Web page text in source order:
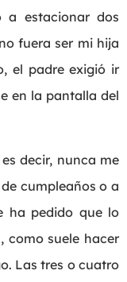
a estacionar dos
fuera ser mi hija
el padre exigió ir
en la pantalla del
decir, nunca me
cumpleaños o a
ha pedido que lo
como suele hacer
Las tres o cuatro